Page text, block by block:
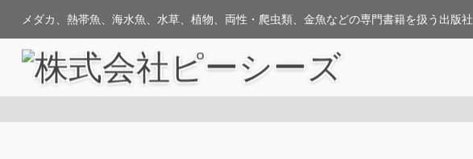
メダカ、熱帯魚、海水魚、水草、植物、両性・爬虫類、金魚などの専門書籍を扱う出版社